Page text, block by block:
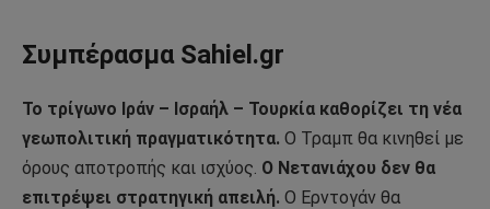
Συμπέρασμα Sahiel.gr
Το τρίγωνο Ιράν – Ισραήλ – Τουρκία καθορίζει τη νέα
γεωπολιτική πραγματικότητα. Ο Τραμπ θα κινηθεί με
όρους αποτροπής και ισχύος. Ο Νετανιάχου δεν θα
επιτρέψει στρατηγική απειλή. Ο Ερντογάν θα